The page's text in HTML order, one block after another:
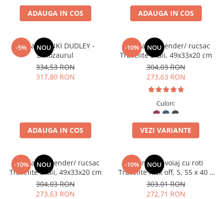
ADAUGA IN COS ADAUGA IN COS
-5% NOU
Valiza TRUNKI DUDLEY -
Dinozaurul
334,53 RON
317,80 RON
ADAUGA IN COS
-10% NOU
Geanta weekender/ rucsac
Travelite Skaii, 49x33x20 cm
304,03 RON
273,63 RON
Culori:
VEZI VARIANTE
-10% NOU
Geanta weekender/ rucsac
Travelite Skaii, 49x33x20 cm
304,03 RON
273,63 RON
-10% NOU
Geanta de voiaj cu roti
Travelite Kick off, S, 55 x 40 x
20 cm
303,01 RON
272,71 RON